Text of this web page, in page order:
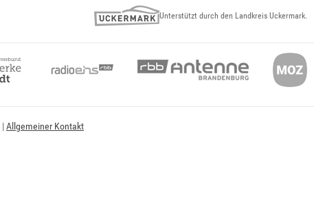
Unterstützt durch den Landkreis Uckermark.
|Allgemeiner Kontakt